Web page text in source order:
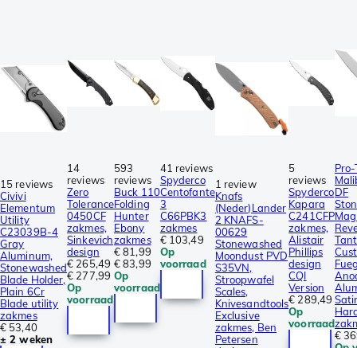
15 reviews
Civivi
Elementum
Utility
C23039B-4
Gray
Aluminum,
Stonewashed
Blade Holder,
Plain 6Cr
Blade utility
zakmes
€ 53,40
± 2 weken
14
reviews
Zero
Tolerance
0450CF
zakmes,
Sinkevich
design
€ 265,49
€ 277,99
Op
voorraad
593
reviews
Buck 110
Folding
Hunter
Ebony
zakmes
€ 81,99
€ 83,99
Op
voorraad
41 reviews
Spyderco
Centofante
3
C66PBK3
zakmes
€ 103,49
Op
voorraad
1 review
Knafs
(Neder)Lander
2 KNAFS-
00629
Stonewashed
Moondust PVD
S35VN,
Stroopwafel
Scales,
Knivesandtools
Exclusive
zakmes, Ben
Petersen
5
reviews
Spyderco
Kapara
C241CFP
zakmes,
Alistair
Phillips
design
CQI
Version
€ 289,49
Op
voorraad
DF
€